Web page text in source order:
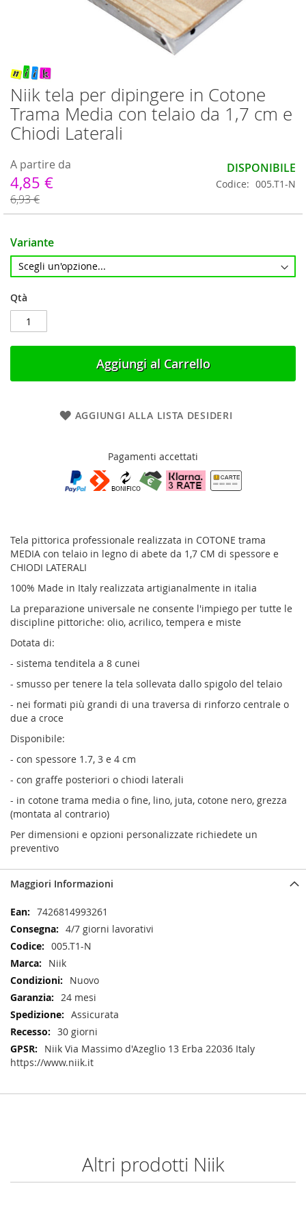
Vai
all'inizio
della
galleria
di
immagini
Niik tela per dipingere in Cotone
Trama Media con telaio da 1,7 cm e
Chiodi Laterali
A partire da
4,85 €
6,93 €
DISPONIBILE
Codice 005.T1-N
Variante
Qtà
Aggiungi al Carrello
AGGIUNGI ALLA LISTA DESIDERI
Pagamenti accettati
Tela pittorica professionale realizzata in COTONE trama
MEDIA con telaio in legno di abete da 1,7 CM di spessore e
CHIODI LATERALI
100% Made in Italy realizzata artigianalmente in italia
La preparazione universale ne consente l'impiego per tutte le
discipline pittoriche: olio, acrilico, tempera e miste
Dotata di:
- sistema tenditela a 8 cunei
- smusso per tenere la tela sollevata dallo spigolo del telaio
- nei formati più grandi di una traversa di rinforzo centrale o
due a croce
Disponibile:
- con spessore 1.7, 3 e 4 cm
- con graffe posteriori o chiodi laterali
- in cotone trama media o fine, lino, juta, cotone nero, grezza
(montata al contrario)
Per dimensioni e opzioni personalizzate richiedete un
preventivo
Maggiori Informazioni
Maggiori
Informazioni
7426814993261
4/7 giorni lavorativi
005.T1-N
Niik
Nuovo
24 mesi
Assicurata
30 giorni
Niik Via Massimo d'Azeglio 13 Erba 22036 Italy
https://www.niik.it
Altri prodotti Niik